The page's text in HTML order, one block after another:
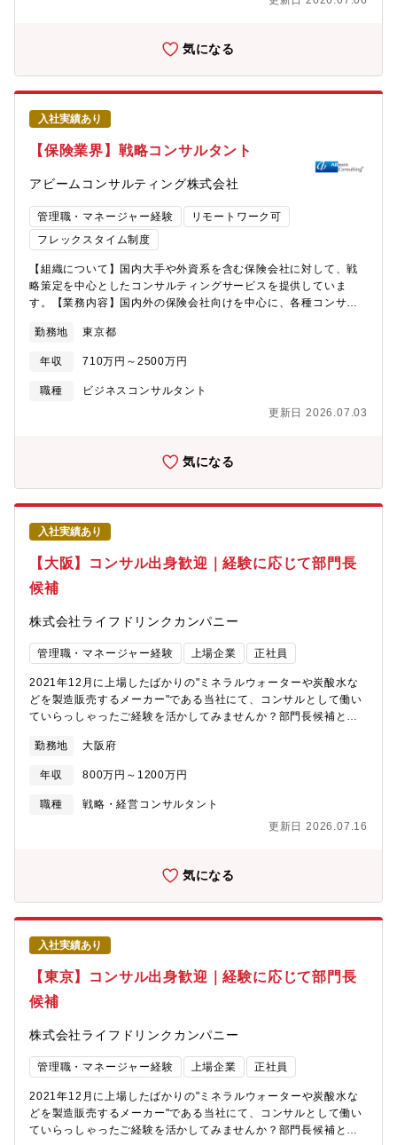
変革実行支援、運用まで一気通貫で支援ができることがアクセン
ジットカード・ペイメントサービス（モバイル決済、ポイント
サルティング案件に従事いただきます。【プロジェクト事例】■経
営戦略・事業戦略策定支援（非金融事業への進出・異業種との連
携を含む）■JV設立・事業会社（デジタルバンク等）設立支援■販
売・マーケティング戦略策定支援■経営統合、合併及び買収戦略策
定支援■リテール戦略策定支援■チャネル戦略策定支援■新規事業・
新サービス立案支援■サステナビリティ経営/戦略策定支援
■Web3×ファイナンスサービス企画支援■人的資本経営・戦略策定
支援■PMI（ポストM&Aの統合マネジメント）■サステナビリティ
経営/戦略の実行に向けた業務改革支援■サステナビリティ関連サ
ービスの企画立案・開発支援【おすすめポイント】■本部門は戦略
コンサルティング事業に注力しており、企業変革テーマを創出・
立案する上流コンサルにチャレンジできる環境です。■ワークライ
フバランスを気にした組織運営をしており、専門組織も立ち上げ
ています。■日系のコンサルティングファームであり、ヘッドクォ
ーターも日本国内にあるため、外資系企業のように意思決定が本
国に左右されることがありません。■英語力がある方は海外駐在な
どのチャンスが多く、グローバル人材へのステップアップが図れ
ます。■教育体制が手厚く、コンサル未経験からでも活躍しやすい
気になる
入社実績あり
【保険業界】戦略コンサルタント
アビームコンサルティング株式会社
管理職・マネージャー経験
リモートワーク可
フレックスタイム制度
【組織について】国内大手や外資系を含む保険会社に対して、戦
略策定を中心としたコンサルティングサービスを提供していま
す。【業務内容】国内外の保険会社向けを中心に、各種コンサル
従事いただきます。国外向けについては、東南アジアを中心とし
た海外保険会社向けの支援（日本からのリモート従事、現地での
従事）の機会があります。【プロジェクト事例】■新規事業/市場
参入戦略策定■社会課題解決に向けたクライアントとの共創（自然
発掘、M&A支援 (オペレーション/ITデューデリジェンス、PMI)■
ム戦略策定（特に東南アジア地域内）、IT/DXソリューション選定
■Web3サービス企画支援【おすすめポイント】■本部門は戦略コ
ンサルティング事業に注力しており、企業変革テーマを創出・立
案する上流コンサルに特化できる環境です。■ワークライフバラン
スを気にした組織運営をしており、専門組織も立ち上げていま
す。■日系のコンサルティングファームであり、ヘッドクォーター
も日本国内にあるため、外資系企業のように意思決定が本国に左
右されることがありません。■英語力がある方は海外駐在などのチ
ャンスが多く、グローバル人材へのステップアップが図れます。■
す。
勤務地 東京都
年収 710万円～2500万円
職種
ビジネスコンサルタント
更新日 2026.07.03
気になる
入社実績あり
【大阪】コンサル出身歓迎｜経験に応じて部門長
候補
株式会社ライフドリンクカンパニー
管理職・マネージャー経験 上場企業 正社員
2021年12月に上場したばかりの"ミネラルウォーターや炭酸水な
どを製造販売するメーカー"である当社にて、コンサルとして働い
ていらっしゃったご経験を活かしてみませんか？部門長候補とし
製造に関する分野を管轄する部署。（生産管理や製造、生産技術
などを幅広く担当しています。）■SCM本部：物流に関する業務
やEC運営等幅広い分野を管轄する部署。■経営企画室：経営企画
業務やM&A等、経営に関する幅広い業務を管轄する部署。※上記
徴】～「大切なひとに、飲ませたいものだけを」をスローガン
ペットボトル飲料メーカーです。イオンや西友など大手スーパー
マーケットのプライベートブランドを担当しており、独自のビジ
ネスモデルで高品質、低価格を実現し、ミネラルウォーターの製
造では業界トップシェアを誇ります。業績も好調で22年12月には
東証スタンダード市場へ上場、23年6月には東証プライム市場に区
分変更、2024年春には新工場が竣工するなど高い成長を維持して
おります。創業70年以上が経過し、積み重ねてきた確かな実績や
ノウハウがある一方、過去に執着しない自由な社内風土がありま
す。縦割りの組織運営ではなく、変化へのスピーディーな対応や
供」と増加する需要に応える「Max生産・Max販売」を両立させ
ることが出来ています。【働き方/福利厚生】■中途採用者が9割以
上(年齢や入社年次に関係なく、活躍できるフィールド有)■4年連
14,000円/月、2025年4月には15,000円/月、2026年4月には
15,000円■福利厚生：交替番手当や次世代育成手当など各種手当
の導入、退職金制度（DC）の開始など、働く社員への還元も随時
勤務地 大阪府
年収 800万円～1200万円
職種
戦略・経営コンサルタント
更新日 2026.07.16
気になる
入社実績あり
【東京】コンサル出身歓迎｜経験に応じて部門長
候補
株式会社ライフドリンクカンパニー
管理職・マネージャー経験 上場企業 正社員
2021年12月に上場したばかりの"ミネラルウォーターや炭酸水な
どを製造販売するメーカー"である当社にて、コンサルとして働い
ていらっしゃったご経験を活かしてみませんか？部門長候補とし